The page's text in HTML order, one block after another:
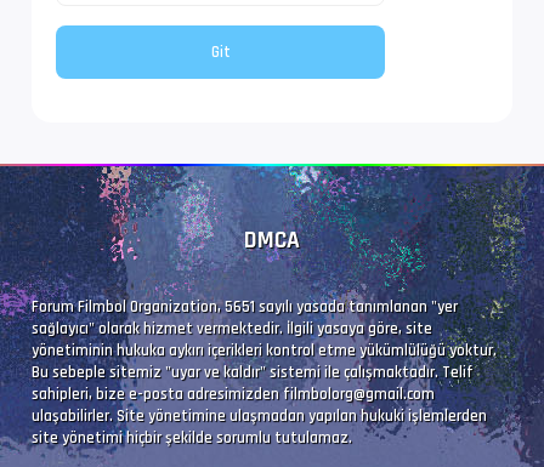
DMCA
Forum Filmbol Organization, 5651 sayılı yasada tanımlanan "yer
sağlayıcı" olarak hizmet vermektedir. İlgili yasaya göre, site
yönetiminin hukuka aykırı içerikleri kontrol etme yükümlülüğü yoktur.
Bu sebeple sitemiz "uyar ve kaldır" sistemi ile çalışmaktadır. Telif
sahipleri, bize e-posta adresimizdenfilmbolorg@gmail.com
ulaşabilirler. Site yönetimine ulaşmadan yapılan hukuki işlemlerden
site yönetimi hiçbir şekilde sorumlu tutulamaz.